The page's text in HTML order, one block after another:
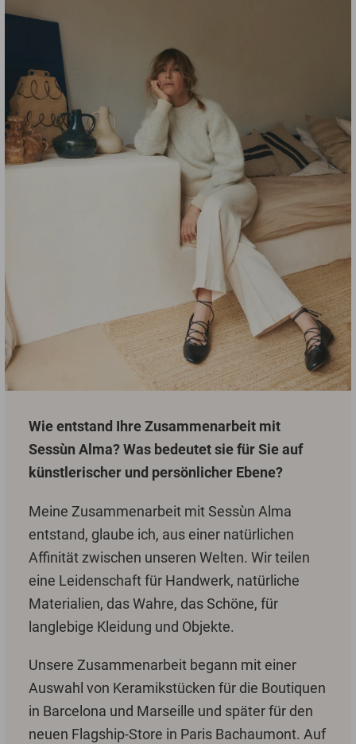
Wie entstand Ihre Zusammenarbeit mit
Sessùn Alma? Was bedeutet sie für Sie auf
künstlerischer und persönlicher Ebene?
Meine Zusammenarbeit mit Sessùn Alma
entstand, glaube ich, aus einer natürlichen
Affinität zwischen unseren Welten. Wir teilen
eine Leidenschaft für Handwerk, natürliche
Materialien, das Wahre, das Schöne, für
langlebige Kleidung und Objekte.
Unsere Zusammenarbeit begann mit einer
Auswahl von Keramikstücken für die Boutiquen
in Barcelona und Marseille und später für den
neuen Flagship-Store in Paris Bachaumont. Auf